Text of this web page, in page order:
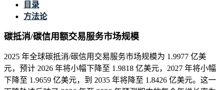
目录
方法论
碳抵消/碳信用额交易服务市场规模
2025 年全球碳抵消/碳信用交易服务市场规模为 1.9977 亿美
元，预计 2026 年将小幅下降至 1.9818 亿美元，2027 年将小幅
下降至 1.9659 亿美元，到 2035 年将降至 1.8426 亿美元。这一